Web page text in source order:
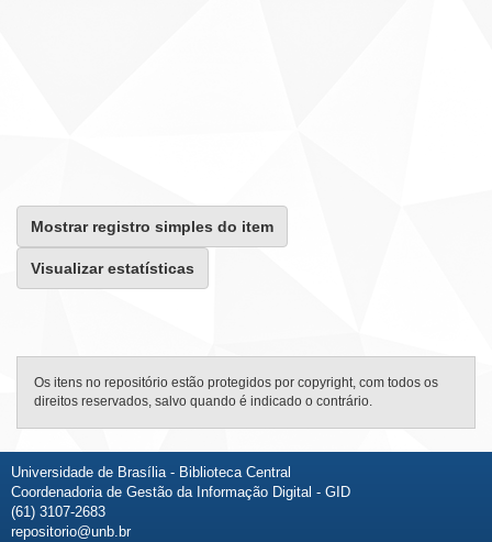
Mostrar registro simples do item
Visualizar estatísticas
Os itens no repositório estão protegidos por copyright, com todos os
direitos reservados, salvo quando é indicado o contrário.
Universidade de Brasília - Biblioteca Central
Coordenadoria de Gestão da Informação Digital - GID
(61) 3107-2683
repositorio@unb.br